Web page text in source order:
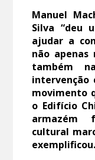
Manuel
Silva “deu
ajudar a
não apenas
também
intervenção
movimento
o Edifício
armazém
cultural
exemplificou.